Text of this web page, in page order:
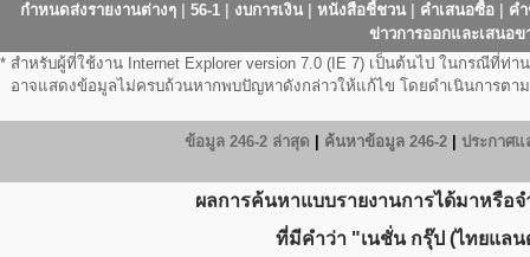
กำหนดส่งรายงานต่างๆ 56-1 งบการเงิน หนังสือชี้ชวน คำเสนอซื้อ
ค
ข่าวการออกและเสนอข
* สำหรับผู้ที่ใช้งาน Internet Explorer version 7.0 (IE 7) เป็นต้นไป ในกรณีที่
อาจแสดงข้อมูลไม่ครบถ้วนหากพบปัญหาดังกล่าวให้แก้ไข โดยดำเนินการตา
ข้อมูล 246-2 ล่าสุด ค้นหาข้อมูล 246-2| ประกาศแ
ผลการค้นหาแบบรายงานการได้มาหรือ
ที่มีคำว่า "เนชั่น กรุ๊ป (ไทยแล